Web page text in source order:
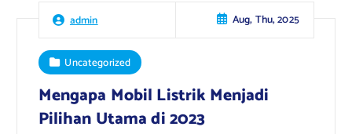
admin Aug, Thu, 2025
Uncategorized
Mengapa Mobil Listrik Menjadi
Pilihan Utama di 2023